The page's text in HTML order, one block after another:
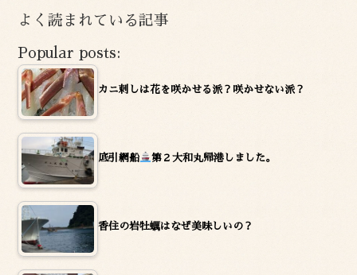
イ
ブ
よく読まれている記事
Popular posts:
カニ刺しは花を咲かせる派？咲かせない派？
底引網船 第２大和丸帰港しました。
香住の岩牡蠣はなぜ美味しいの？